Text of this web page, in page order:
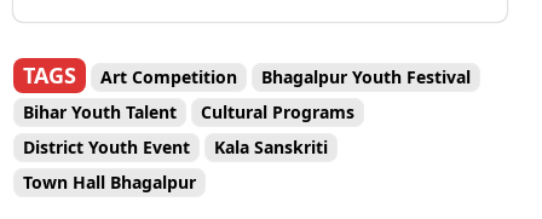
TAGS Art Competition
Bhagalpur Youth Festival
Bihar Youth Talent
Cultural Programs
District Youth Event
Kala Sanskriti
Town Hall Bhagalpur